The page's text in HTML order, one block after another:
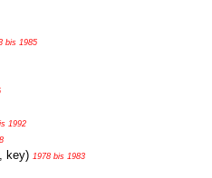
bis 1985
1992
key) 1978 bis 1983